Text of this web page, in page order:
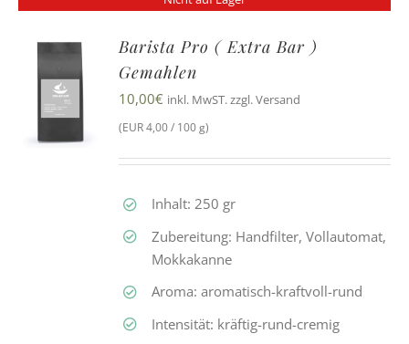
Barista Pro ( Extra Bar )
Gemahlen
10,00€ inkl. MwST. zzgl. Versand
(EUR 4,00 / 100 g)
Inhalt: 250 gr
Zubereitung: Handfilter, Vollautomat,
Mokkakanne
Aroma: aromatisch-kraftvoll-rund
Intensität: kräftig-rund-cremig